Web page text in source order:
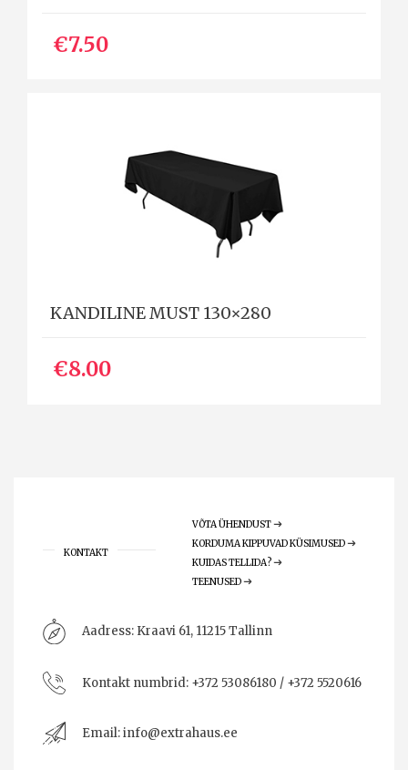
€7.50
KANDILINE MUST 130×280
€8.00
KONTAKT
VÕTA ÜHENDUST
KORDUMA KIPPUVAD KÜSIMUSED
KUIDAS TELLIDA?
TEENUSED
Aadress: Kraavi 61, 11215 Tallinn
Kontakt numbrid: +372 53086180 / +372 5520616
Email:info@extrahaus.ee